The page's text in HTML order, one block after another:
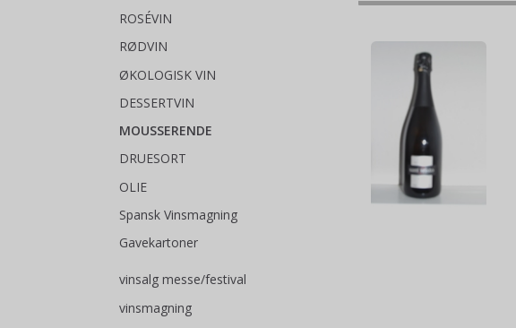
ROSÉVIN
RØDVIN
ØKOLOGISK VIN
DESSERTVIN
MOUSSERENDE
DRUESORT
OLIE
Spansk Vinsmagning
Gavekartoner
vinsalg messe/festival
vinsmagning